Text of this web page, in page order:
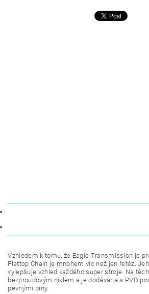
Vzhledem k tomu, že Eagle Transmission je
Flattop Chain je mnohem víc než jen řetěz.
vylepšuje vzhled každého super stroje. Na
bezproudovým niklem a je dodávána s PVD
pevnými piny.